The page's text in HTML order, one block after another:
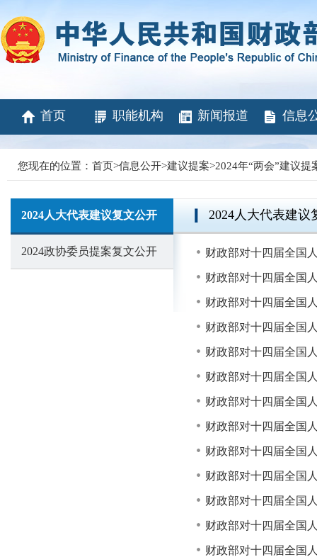
首页 职能机构 新闻报道 信息
您现在的位置： 首页>信息公开>建议提案>2024年“两会”建议提
2024人大代表建议复文公开
2024政协委员提案复文公开
2024人大代表建议
财政部对十四届全国
财政部对十四届全国
财政部对十四届全国
财政部对十四届全国
财政部对十四届全国
财政部对十四届全国
财政部对十四届全国
财政部对十四届全国
财政部对十四届全国
财政部对十四届全国
财政部对十四届全国
财政部对十四届全国
财政部对十四届全国